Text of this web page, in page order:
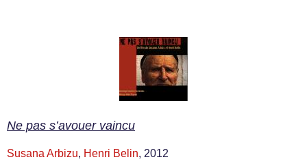
Ne pas s’avouer vaincu
Susana Arbizu, Henri Belin, 2012